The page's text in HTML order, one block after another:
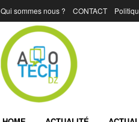
Qui sommes nous ? CONTACT